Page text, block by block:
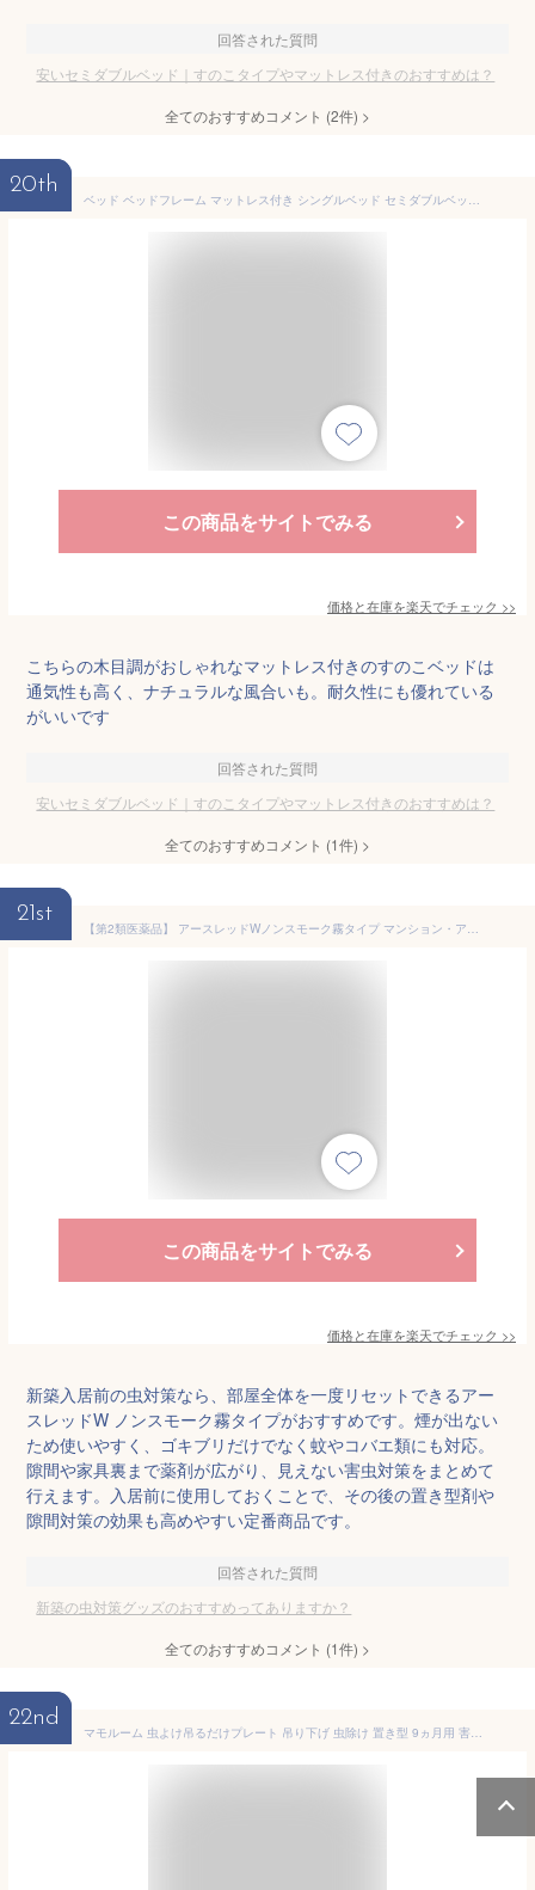
回答された質問
安いセミダブルベッド｜すのこタイプやマットレス付きのおすすめは？
全てのおすすめコメント (2件) >
20th
ベッド ベッドフレーム マットレス付き シングルベッド セミダブルベッド ダブルベッド クイーンベッド ベット フレーム 木目調 ステージベッド すのこ ローベッド ヘッドレス おしゃれ セミシングル シングル セミダブル ダブル クイーン
この商品をサイトでみる
価格と在庫を楽天でチェック >>
こちらの木目調がおしゃれなマットレス付きのすのこベッドは
通気性も高く、ナチュラルな風合いも。耐久性にも優れている
がいいです
回答された質問
安いセミダブルベッド｜すのこタイプやマットレス付きのおすすめは？
全てのおすすめコメント (1件) >
21st
【第2類医薬品】 アースレッドWノンスモーク霧タイプ マンション・アパート用 6〜8畳用 100ml×3個入 - アース製薬 [ゴキブリ/ダニ]
この商品をサイトでみる
価格と在庫を楽天でチェック >>
新築入居前の虫対策なら、部屋全体を一度リセットできるアー
スレッドW ノンスモーク霧タイプがおすすめです。煙が出ない
ため使いやすく、ゴキブリだけでなく蚊やコバエ類にも対応。
隙間や家具裏まで薬剤が広がり、見えない害虫対策をまとめて
行えます。入居前に使用しておくことで、その後の置き型剤や
隙間対策の効果も高めやすい定番商品です。
回答された質問
新築の虫対策グッズのおすすめってありますか？
全てのおすすめコメント (1件) >
22nd
マモルーム 虫よけ吊るだけプレート 吊り下げ 虫除け 置き型 9ヵ月用 害虫対策 つるだけ 虫よけ 侵入忌避 防虫 屋内 屋外